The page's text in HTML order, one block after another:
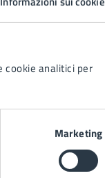
cookie analitici per
Marketing